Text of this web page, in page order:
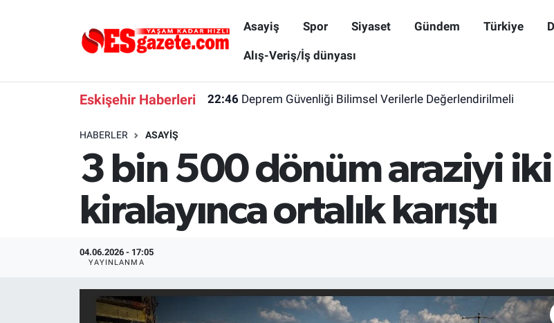
Asayiş Spor Siyaset Gündem Türkiye
Alış-Veriş/İş dünyası
Eskişehir Haberleri 22:46 Deprem Güvenliği Bilimsel Verilerle Değerlendirilmeli
HABERLER ASAYIŞ
3 bin 500 dönüm araziyi iki
kiralayınca ortalık karıştı
04.06.2026 - 17:05
YAYINLANMA
Gündem
Alış-Veriş/İş dünyası
Eskişehirspor Arşivi
Eskişehir Arşivi
Kültür Sanat
Eskişehir Nöbetçi Eczaneler
Süper Lig Puan Durumu ve Fikstür
Tüm Manşetler
Haber Arşivi